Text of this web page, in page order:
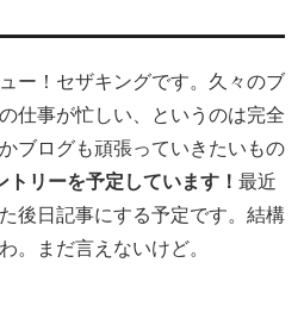
ー！セザキングです。久々のブ
仕事が忙しい、というのは完全
ブログも頑張っていきたいもの
リーを予定しています！ 最近
後日記事にする予定です。結構
。まだ言えないけど。